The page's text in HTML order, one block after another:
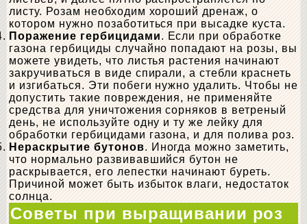
листу. Розам необходим хороший дренаж, о
котором нужно позаботиться при высадке куста.
Поражение гербицидами. Если при обработке
газона гербициды случайно попадают на розы, вы
можете увидеть, что листья растения начинают
закручиваться в виде спирали, а стебли краснеть
и изгибаться. Эти побеги нужно удалить. Чтобы не
допустить такие повреждения, не применяйте
средства для уничтожения сорняков в ветреный
день, не используйте одну и ту же лейку для
обработки гербицидами газона, и для полива роз.
Нераскрытие бутонов. Иногда можно заметить,
что нормально развивавшийся бутон не
раскрывается, его лепестки начинают буреть.
Причиной может быть избыток влаги, недостаток
солнца.
Советы при выращивании роз